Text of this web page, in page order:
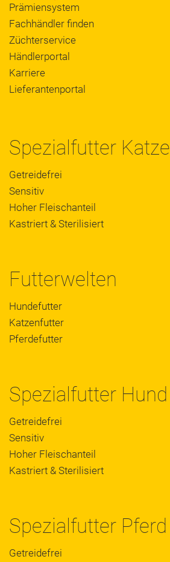
Prämiensystem
Fachhändler finden
Züchterservice
Händlerportal
Karriere
Lieferantenportal
Spezialfutter Katze
Getreidefrei
Sensitiv
Hoher Fleischanteil
Kastriert & Sterilisiert
Futterwelten
Hundefutter
Katzenfutter
Pferdefutter
Spezialfutter Hund
Getreidefrei
Sensitiv
Hoher Fleischanteil
Kastriert & Sterilisiert
Spezialfutter Pferd
Getreidefrei